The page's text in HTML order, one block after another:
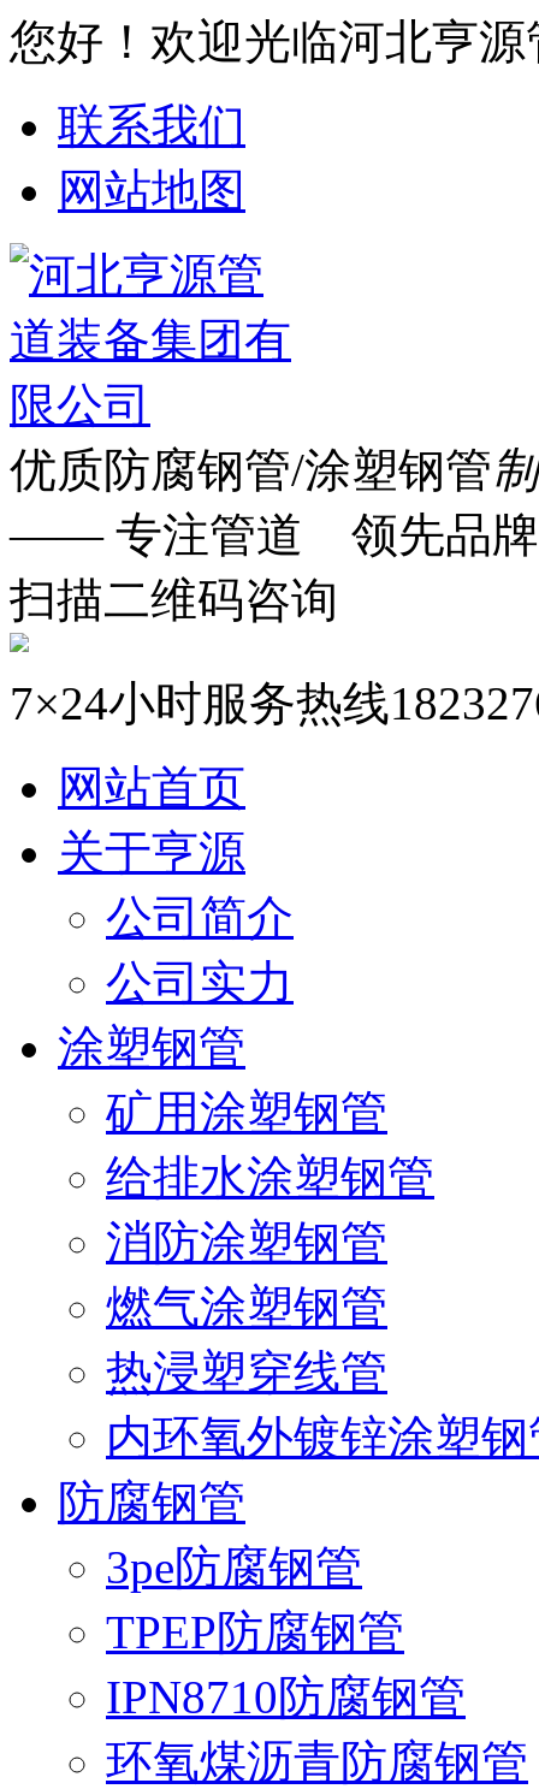
您好！欢迎光临河北亨
联系我们
网站地图
优质防腐钢管/涂塑钢管
—— 专注管道 领先品
扫描二维码咨询
7×24小时服务热线
网站首页
关于亨源
公司简介
公司实力
涂塑钢管
矿用涂塑钢管
给排水涂塑钢管
消防涂塑钢管
燃气涂塑钢管
热浸塑穿线管
内环氧外镀锌涂塑钢
防腐钢管
3pe防腐钢管
TPEP防腐钢管
IPN8710防腐钢管
环氧煤沥青防腐钢管